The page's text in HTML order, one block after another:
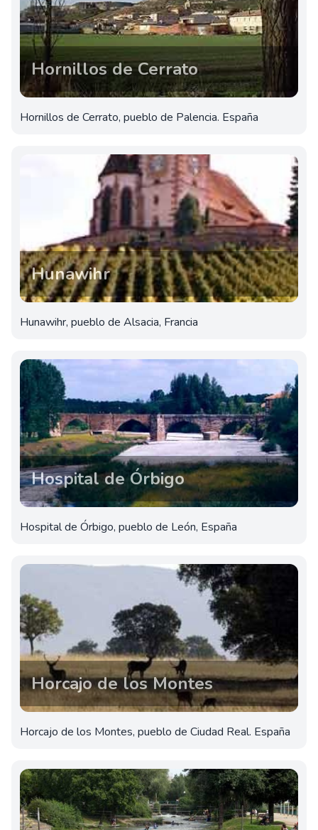
Hornillos de Cerrato
Hornillos de Cerrato, pueblo de Palencia. España
Hunawihr
Hunawihr, pueblo de Alsacia, Francia
Hospital de Órbigo
Hospital de Órbigo, pueblo de León, España
Horcajo de los Montes
Horcajo de los Montes, pueblo de Ciudad Real. España